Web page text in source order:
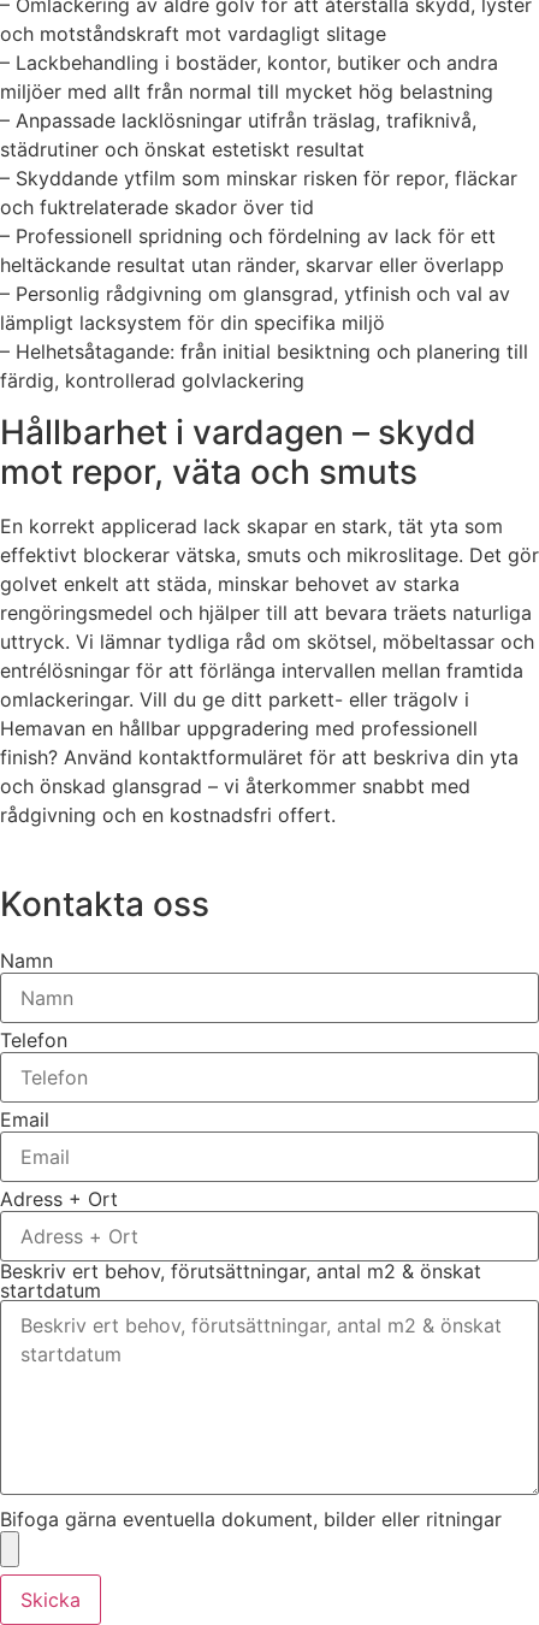
– Omlackering av äldre golv för att återställa skydd, lyster
och motståndskraft mot vardagligt slitage
– Lackbehandling i bostäder, kontor, butiker och andra
miljöer med allt från normal till mycket hög belastning
– Anpassade lacklösningar utifrån träslag, trafiknivå,
städrutiner och önskat estetiskt resultat
– Skyddande ytfilm som minskar risken för repor, fläckar
och fuktrelaterade skador över tid
– Professionell spridning och fördelning av lack för ett
heltäckande resultat utan ränder, skarvar eller överlapp
– Personlig rådgivning om glansgrad, ytfinish och val av
lämpligt lacksystem för din specifika miljö
– Helhetsåtagande: från initial besiktning och planering till
färdig, kontrollerad golvlackering
Hållbarhet i vardagen – skydd
mot repor, väta och smuts
En korrekt applicerad lack skapar en stark, tät yta som
effektivt blockerar vätska, smuts och mikroslitage. Det gör
golvet enkelt att städa, minskar behovet av starka
rengöringsmedel och hjälper till att bevara träets naturliga
uttryck. Vi lämnar tydliga råd om skötsel, möbeltassar och
entrélösningar för att förlänga intervallen mellan framtida
omlackeringar. Vill du ge ditt parkett- eller trägolv i
Hemavan en hållbar uppgradering med professionell
finish? Använd kontaktformuläret för att beskriva din yta
och önskad glansgrad – vi återkommer snabbt med
rådgivning och en kostnadsfri offert.
Kontakta oss
Namn
Telefon
Email
Adress + Ort
Beskriv ert behov, förutsättningar, antal m2 & önskat
startdatum
Bifoga gärna eventuella dokument, bilder eller ritningar
Skicka